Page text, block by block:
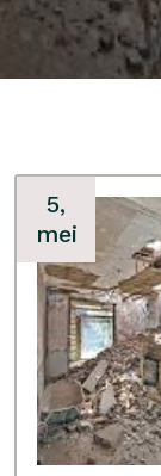
5,
mei